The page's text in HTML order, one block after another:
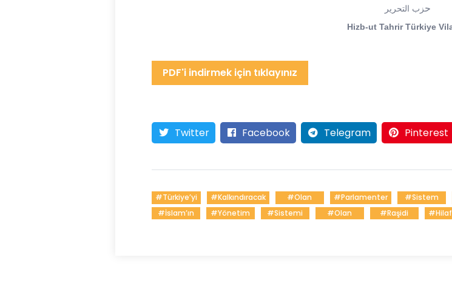
حزب التحرير
Hizb-ut Tahrir Türkiye
PDF'i indirmek için tıklayınız
Twitter Facebook Telegram Pinterest
#Türkiye’yi #Kalkındıracak #Olan #Parlamenter #Sistem
#İslam’ın
#Yönetim #Sistemi #Olan #Raşidi